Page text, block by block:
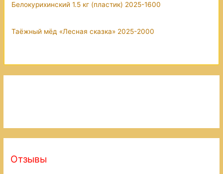
Белокурихинский 1.5 кг (пластик) 2025-1600
Таёжный мёд «Лесная сказка» 2025-2000
Отзывы